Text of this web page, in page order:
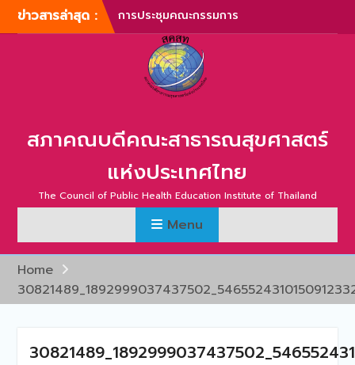
Skip
to
ข่าวสารล่าสุด :
การประชุมคณะกรรมการ
บริหารสภาคณบดีคณะ
สาธารณสุขศาสตร์แห่ง
ประเทศไทย ครั้งที่ 1/2567
การประชุมสามัญประจำปี
สภาคณบดีคณะสาธารณสุข
ที่ 1/2567
สามัญประจำปี สภาคณบดี
คณะสาธารณสุขศาสตร์แห่ง
ประเทศไทย ครั้งที่ 1/2566
การประชุมสามัญประจำปี
สภาคณบดีคณะสาธารณสุข
ศาสตร์แห่งประเทศไทย ครั้ง
การประชุมสามัญ สภา
ที่ 2/2567
สภาคณบดีคณะสาธารณสุขศาสตร์
แห่งประเทศไทย
The Council of Public Health Education Institute of Thailand
Menu
Home